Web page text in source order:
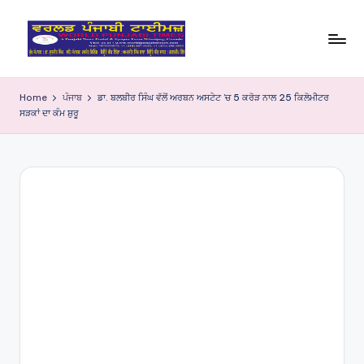
o
rl
Home ਪੰਜਾਬ
ਡਾ. ਬਲਬੀਰ ਸਿੰਘ ਵੱਲੋਂ ਅਰਬਨ ਅਸਟੇਟ ’ਚ 5 ਕਰੋੜ ਨਾਲ 25 ਕਿਲੋਮੀਟਰ
ਸੜਕਾਂ ਦਾ ਕੰਮ ਸ਼ੁਰੂ